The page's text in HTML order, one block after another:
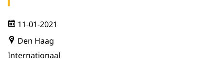
11-01-2021
Den Haag
Internationaal